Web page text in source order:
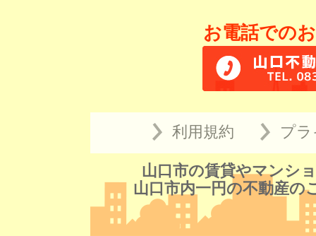
お電話での
利用規約 プ
山口市の賃貸やマンシ
山口市内一円の不動産の